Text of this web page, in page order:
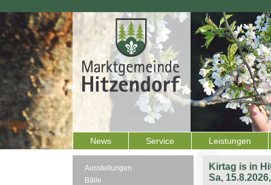
News Service Leistungen
Ausstellungen
Bälle
Kirtag is in
Sa,